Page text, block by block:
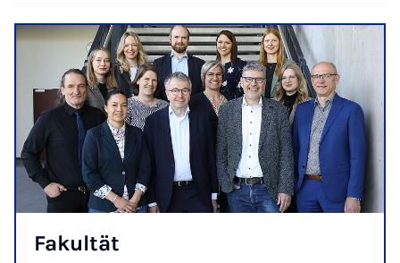
Fa­kul­tät